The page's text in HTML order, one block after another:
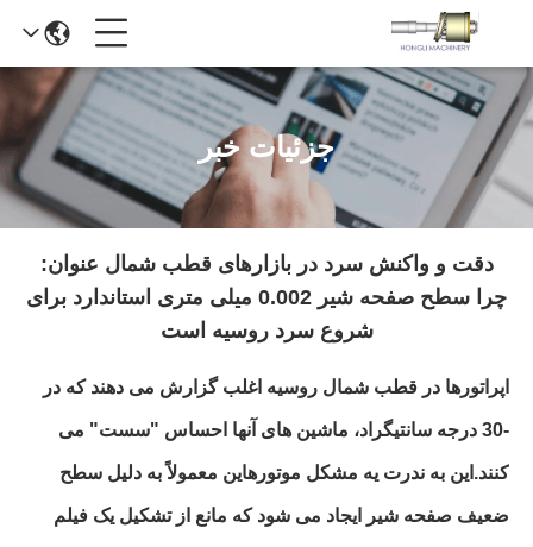
جزئیات خبر
دقت و واکنش سرد در بازارهای قطب شمال عنوان:
چرا سطح صفحه شیر 0.002 میلی متری استاندارد برای
شروع سرد روسیه است
اپراتورها در قطب شمال روسیه اغلب گزارش می دهند که در
-30 درجه سانتیگراد، ماشین های آنها احساس "سست" می
کنند.اين به ندرت يه مشکل موتورهاین معمولاً به دلیل سطح
ضعیف صفحه شیر ایجاد می شود که مانع از تشکیل یک فیلم